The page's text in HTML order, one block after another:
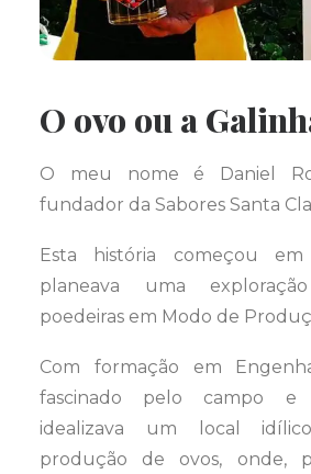
O ovo ou a
O meu nome é Daniel
fundador da Sabores Santa
Esta história começou
planeava uma
poedeiras em Modo de
Com formação em
fascinado pelo campo e
idealizava um local
produção de ovos, onde,